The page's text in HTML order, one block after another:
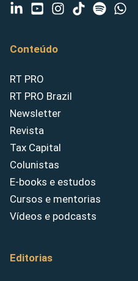
Conteúdo
RT PRO
RT PRO Brazil
Newsletter
Revista
Tax Capital
Colunistas
E-books e estudos
Cursos e mentorias
Vídeos e podcasts
Editorias